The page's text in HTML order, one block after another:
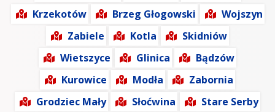
Krzekotów
Brzeg Głogowski
Wojszyn
Zabiele
Kotla
Skidniów
Wietszyce
Glinica
Bądzów
Kurowice
Modła
Zabornia
Grodziec Mały
Słoćwina
Stare Serby